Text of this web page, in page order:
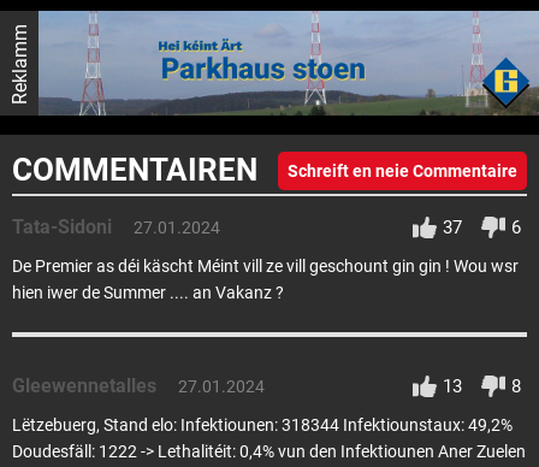
Reklamm
COMMENTAIREN Schreift en neie Commentaire
Tata-Sidoni 27.01.2024 37 6
De Premier as déi käscht Méint vill ze vill geschount gin gin ! Wou wsr
hien iwer de Summer .... an Vakanz ?
Gleewennetalles 27.01.2024 13 8
Lëtzebuerg, Stand elo: Infektiounen: 318344 Infektiounstaux: 49,2%
Doudesfäll: 1222 -> Lethalitéit: 0,4% vun den Infektiounen Aner Zuelen